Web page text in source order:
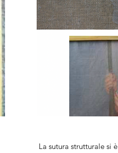
La sutura strutturale si